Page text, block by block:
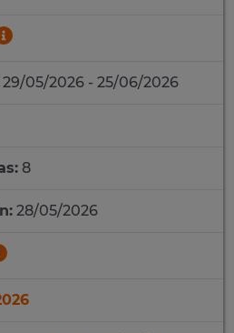
29/05/2026 - 25/06/2026
8
28/05/2026